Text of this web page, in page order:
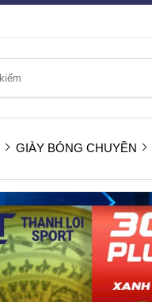
GIÀY BÓNG CHUYỀN